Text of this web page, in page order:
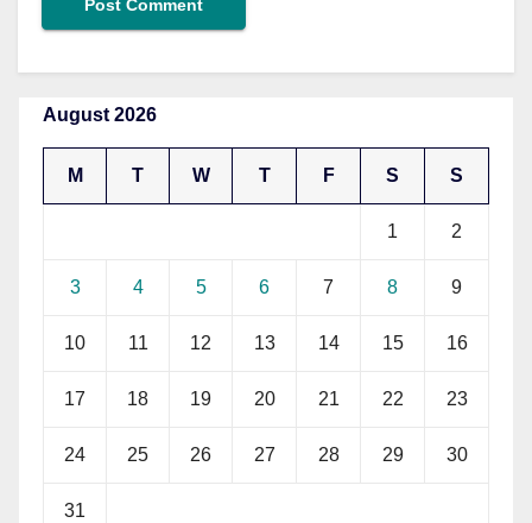
August 2026
M T W T F S S
1 2
3 4 5 6 7 8 9
10 11 12 13 14 15 16
17 18 19 20 21 22 23
24 25 26 27 28 29 30
31